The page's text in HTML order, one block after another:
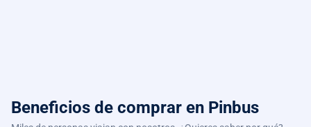
Beneficios de comprar en Pinbus